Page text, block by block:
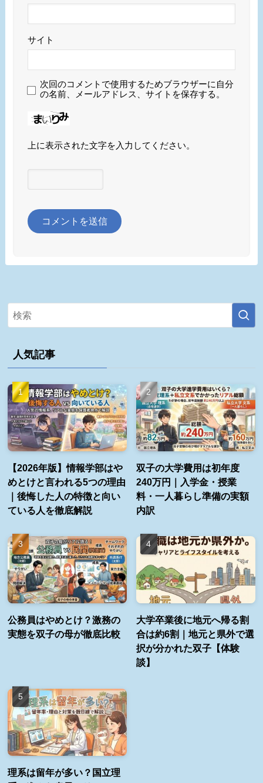
サイト
次回のコメントで使用するためブラウザーに自分
の名前、メールアドレス、サイトを保存する。
上に表示された文字を入力してください。
人気記事
【2026年版】情報学部はや
めとけと言われる5つの理由
｜後悔した人の特徴と向い
ている人を徹底解説
双子の大学費用は初年度
240万円｜入学金・授業
料・一人暮らし準備の実額
内訳
公務員はやめとけ？激務の
実態を双子の母が徹底比較
大学卒業後に地元へ帰る割
合は約6割｜地元と県外で選
択が分かれた双子【体験
談】
理系は留年が多い？国立理